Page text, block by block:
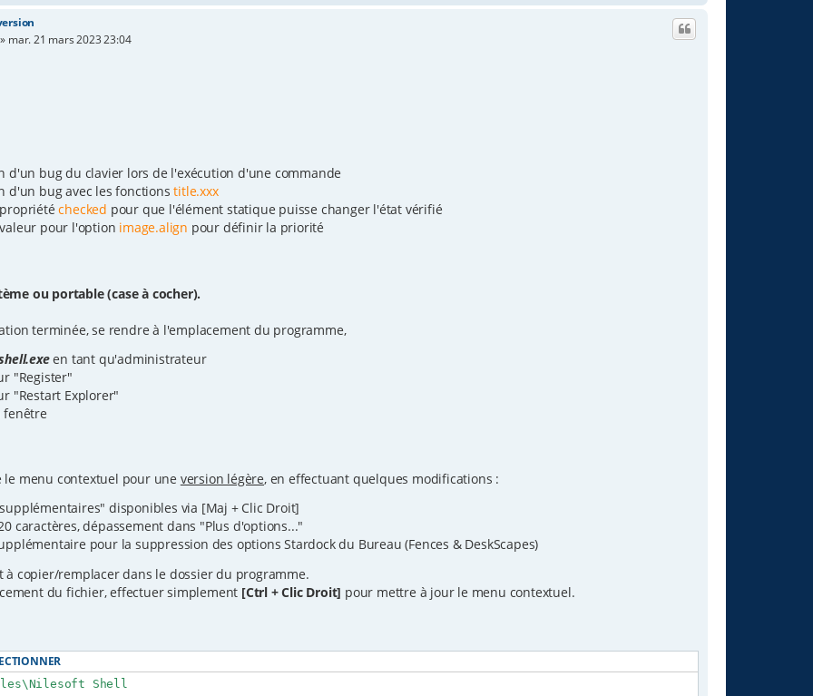
» mar. 21 mars 2023 23:04
d'un bug du clavier lors de l'exécution d'une commande
d'un bug avec les fonctionstitle.xxx
checked pour que l'élément statique puisse changer l'état vérifié
pour l'option image.align pour définir la priorité
ou portable (case à cocher).
terminée, se rendre à l'emplacement du programme,
en tant qu'administrateur
"Register"
"Restart Explorer"
fenêtre
le menu contextuel pour une version légère, en effectuant quelques modifications :
disponibles via [Maj + Clic Droit]
caractères, dépassement dans "Plus d'options..."
pour la suppression des options Stardock du Bureau (Fences & DeskScapes)
à copier/remplacer dans le dossier du programme.
du fichier, effectuer simplement [Ctrl + Clic Droit] pour mettre à jour le menu contextuel.
Shell